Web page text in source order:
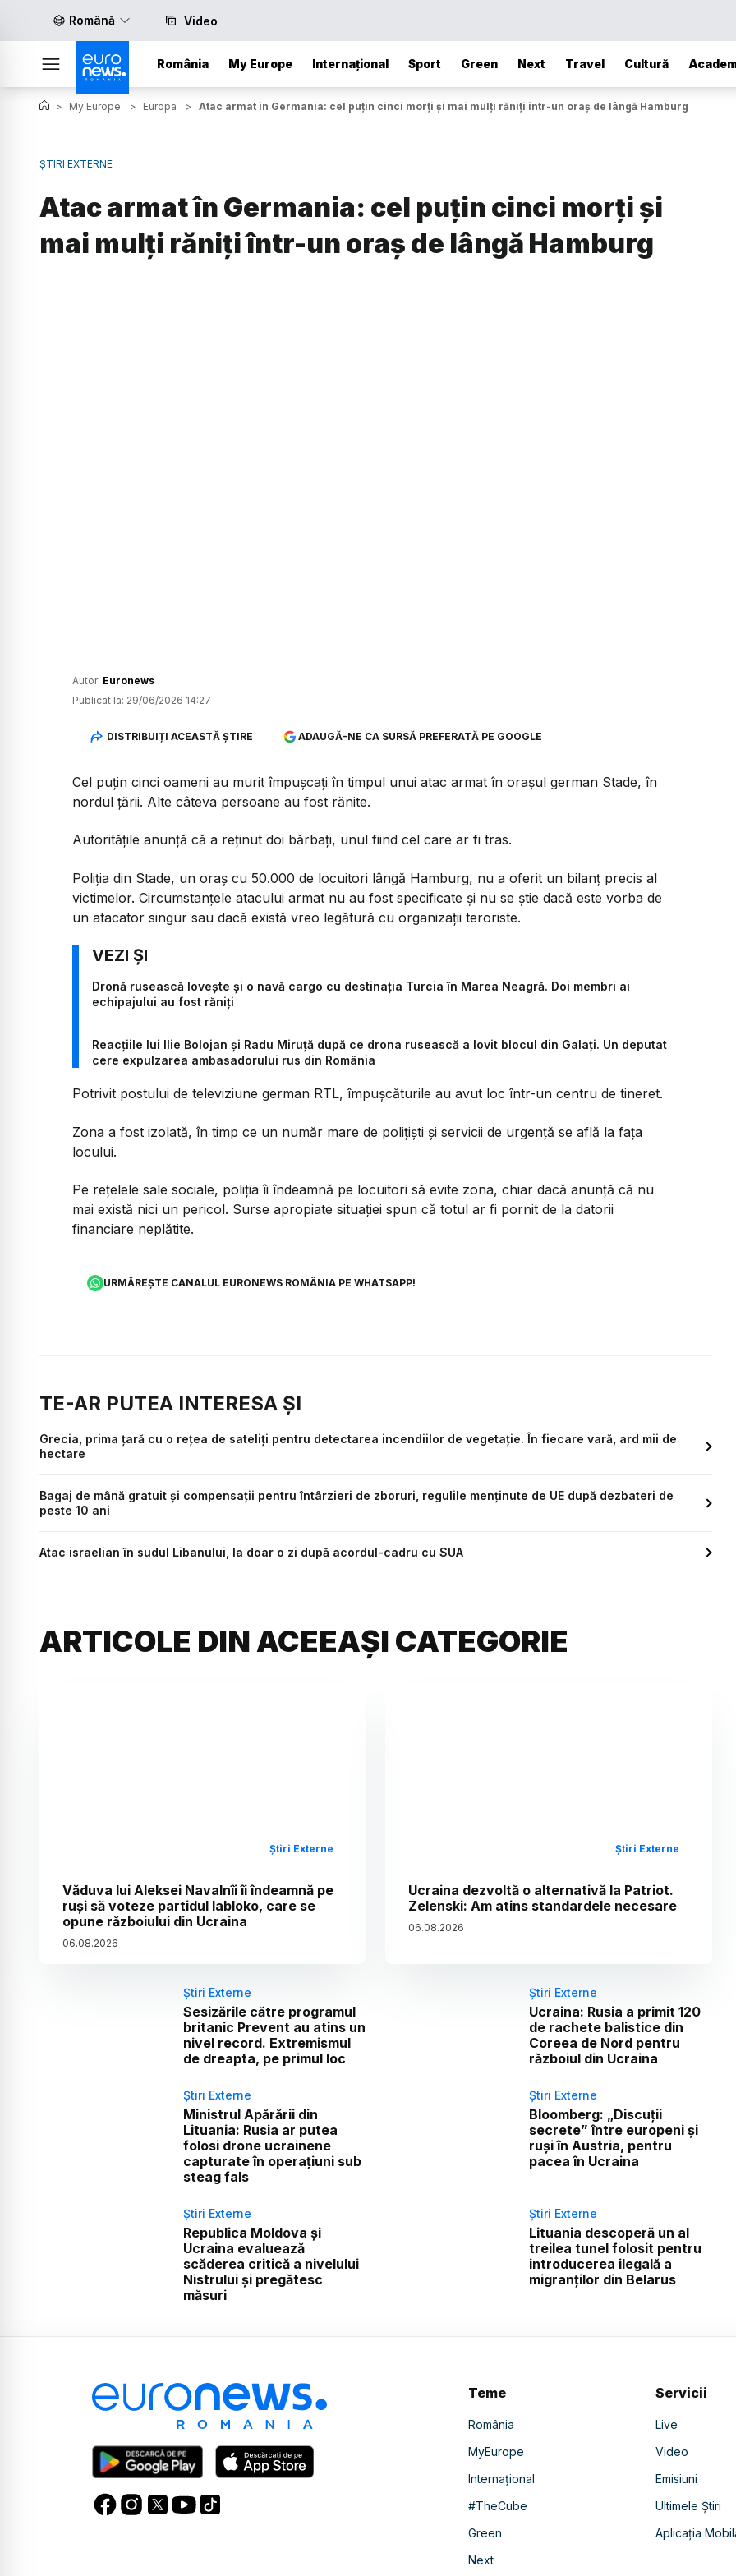
Română Video
România My Europe Internațional Sport Green Next Travel Cultură
> My Europe > Europa > Atac armat în Germania: cel puțin cinci morți și mai mulți răniți într-un oraș de lângă Hamburg
ȘTIRI EXTERNE
Atac armat în Germania: cel puțin cinci morți și
mai mulți răniți într-un oraș de lângă Hamburg
Autor: Euronews
Publicat la: 29/06/2026 14:27
DISTRIBUIȚI ACEASTĂ ȘTIRE ADAUGĂ-NE CA SURSĂ PREFERATĂ PE GOOGLE
Cel puțin cinci oameni au murit împușcați în timpul unui atac armat în orașul german Stade, în
nordul țării. Alte câteva persoane au fost rănite.
Autoritățile anunță că a reținut doi bărbați, unul fiind cel care ar fi tras.
Poliția din Stade, un oraș cu 50.000 de locuitori lângă Hamburg, nu a oferit un bilanț precis al
victimelor. Circumstanțele atacului armat nu au fost specificate și nu se știe dacă este vorba de
un atacator singur sau dacă există vreo legătură cu organizații teroriste.
Dronă rusească lovește și o navă cargo cu destinația Turcia în Marea Neagră. Doi membri ai
echipajului au fost răniți
Reacțiile lui Ilie Bolojan și Radu Miruță după ce drona rusească a lovit blocul din Galați. Un deputat
cere expulzarea ambasadorului rus din România
Potrivit postului de televiziune german RTL, împușcăturile au avut loc într-un centru de tineret.
Zona a fost izolată, în timp ce un număr mare de polițiști și servicii de urgență se află la fața
locului.
Pe rețelele sale sociale, poliția îi îndeamnă pe locuitori să evite zona, chiar dacă anunță că nu
mai există nici un pericol. Surse apropiate situației spun că totul ar fi pornit de la datorii
financiare neplătite.
URMĂREȘTE CANALUL EURONEWS ROMÂNIA PE WHATSAPP!
TE-AR PUTEA INTERESA ȘI
Grecia, prima țară cu o rețea de sateliți pentru detectarea incendiilor de vegetație. În fiecare vară, ard mii de
hectare
Bagaj de mână gratuit și compensații pentru întârzieri de zboruri, regulile menținute de UE după dezbateri de
peste 10 ani
Atac israelian în sudul Libanului, la doar o zi după acordul-cadru cu SUA
ARTICOLE DIN ACEEAȘI CATEGORIE
Știri Externe
Văduva lui Aleksei Navalnîi îi îndeamnă pe
ruși să voteze partidul Iabloko, care se
opune războiului din Ucraina
06.08.2026
Știri Externe
Ucraina dezvoltă o alternativă la Patriot.
Zelenski: Am atins standardele necesare
06.08.2026
Știri Externe
Sesizările către programul
britanic Prevent au atins un
nivel record. Extremismul
de dreapta, pe primul loc
Știri Externe
Ucraina: Rusia a primit 120
de rachete balistice din
Coreea de Nord pentru
războiul din Ucraina
Știri Externe
Ministrul Apărării din
Lituania: Rusia ar putea
folosi drone ucrainene
capturate în operațiuni sub
steag fals
Știri Externe
Bloomberg: „Discuții
secrete” între europeni și
ruși în Austria, pentru
pacea în Ucraina
Știri Externe
Republica Moldova și
Ucraina evaluează
scăderea critică a nivelului
Nistrului și pregătesc
măsuri
Știri Externe
Lituania descoperă un al
treilea tunel folosit pentru
introducerea ilegală a
migranților din Belarus
Teme
România
MyEurope
Internațional
#TheCube
Green
Next
Servicii
Live
Video
Emisiuni
Ultimele Știri
Aplicația